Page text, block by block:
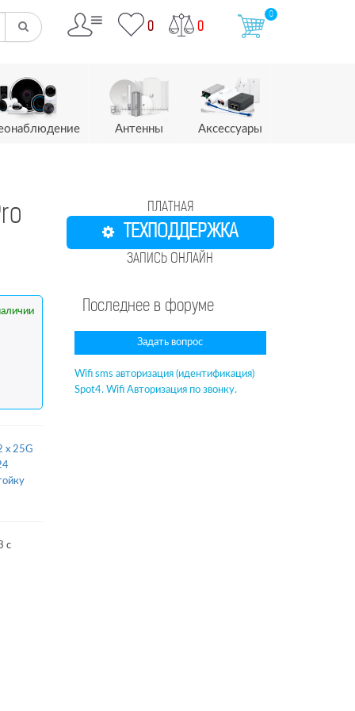
0 0
0
Антенны Аксессуары
x 25G
с
ПЛАТНАЯ
ТЕХПОДДЕРЖКА
ЗАПИСЬ ОНЛАЙН
Последнее в форуме
Задать вопрос
Wifi sms авторизация (идентификация)
Spot4. Wifi Авторизация по звонку.